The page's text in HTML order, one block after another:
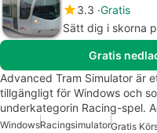
3.3 Gratis
Sätt dig i skorna
Gratis
Advanced Tram Simulator är
tillgängligt för Windows och
underkategorin Racing-spel.
WindowsRacingsimulatorGratis